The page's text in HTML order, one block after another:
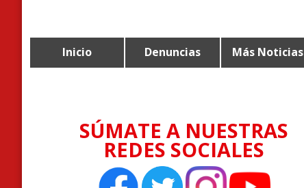
Inicio Denuncias Más Noticias
SÚMATE A NUESTRAS
REDES SOCIALES